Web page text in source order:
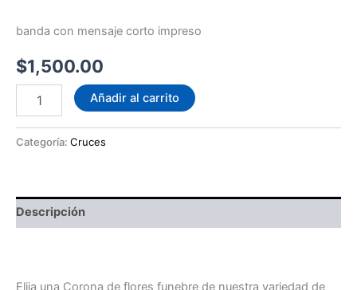
banda con mensaje corto impreso
$1,500.00
Elegancia
para
Añadir al carrito
Categoría: Cruces
Descripción
Elija una Corona de flores funebre de nuestra variedad de